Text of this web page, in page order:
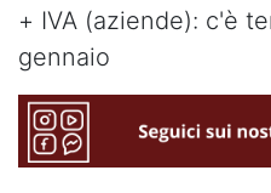
+ IVA (aziende): c'è
gennaio